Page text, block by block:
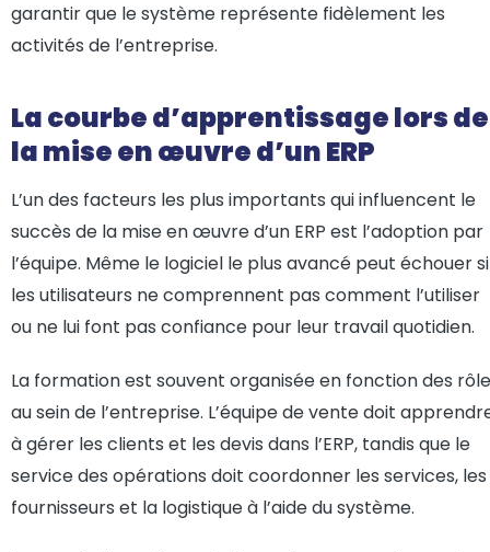
garantir que le système représente fidèlement les
activités de l’entreprise.
La courbe d’apprentissage lors de
la mise en œuvre d’un ERP
L’un des facteurs les plus importants qui influencent le
succès de la mise en œuvre d’un ERP est l’adoption par
l’équipe. Même le logiciel le plus avancé peut échouer si
les utilisateurs ne comprennent pas comment l’utiliser
ou ne lui font pas confiance pour leur travail quotidien.
La formation est souvent organisée en fonction des
au sein de l’entreprise. L’équipe de vente doit
à gérer les clients et les devis dans l’ERP, tandis que le
service des opérations doit coordonner les services, les
fournisseurs et la logistique à l’aide du système.